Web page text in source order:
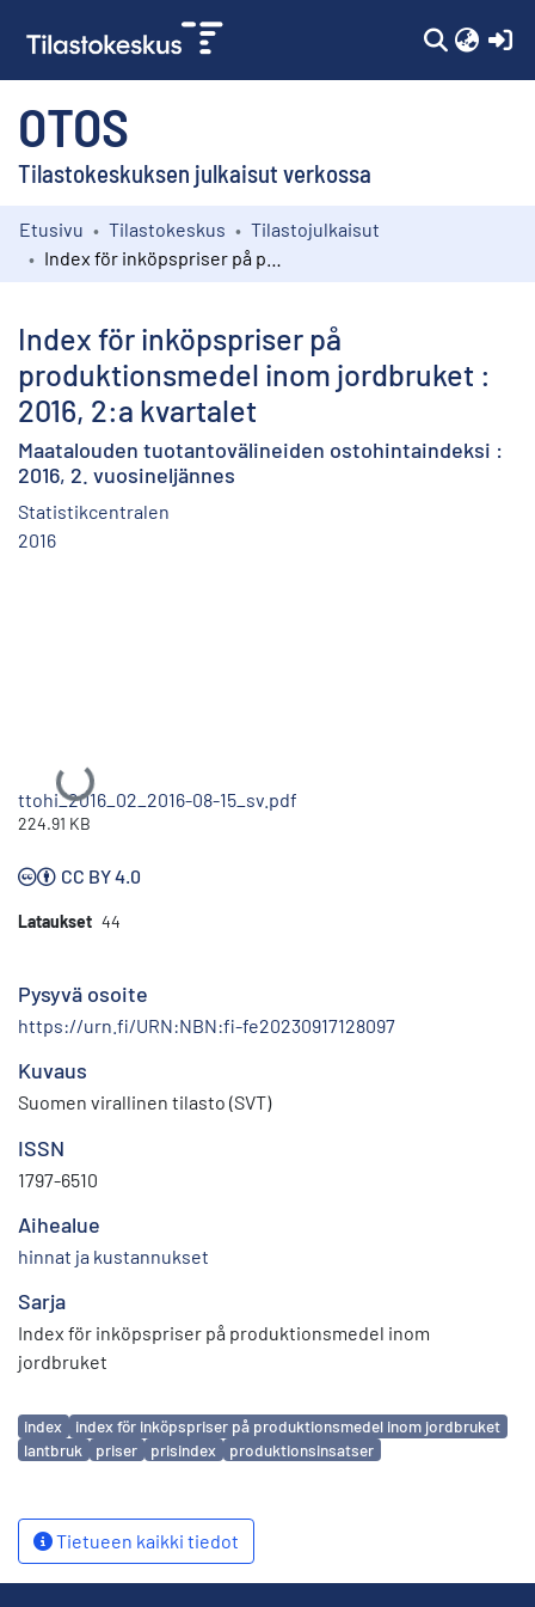
OTOS
Tilastokeskuksen julkaisut verkossa
Kokoelmat
Etusivu Tilastokeskus
Tilastojulkaisut
Index för inköpspriser på
produktionsmedel inom jordbruket :
2016, 2:a kvartalet
Maatalouden tuotantovälineiden ostohintaindeksi :
2016, 2. vuosineljännes
Statistikcentralen
2016
Ladataan...
ttohi_2016_02_2016-08-15_sv.pdf
224.91 KB
CC BY 4.0
Lataukset 44
Pysyvä osoite
https://urn.fi/URN:NBN:fi-fe20230917128097
Kuvaus
Suomen virallinen tilasto (SVT)
ISSN
1797-6510
Aihealue
hinnat ja kustannukset
Sarja
Index för inköpspriser på produktionsmedel inom
jordbruket
Avainsanat
index
index för inköpspriser på produktionsmedel inom jordbruket
lantbruk
priser prisindex produktionsinsatser
Tietueen kaikki tiedot